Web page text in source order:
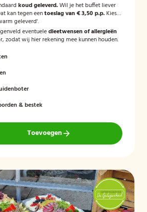
koud geleverd.Wil je het buffet liever
kan tegen eentoeslag van € 3,50 p.p. Kies
geleverd'.
eventueledieetwensen of allergieën
zodat wij hier rekening mee kunnen houden.
& bestek
Toevoegen